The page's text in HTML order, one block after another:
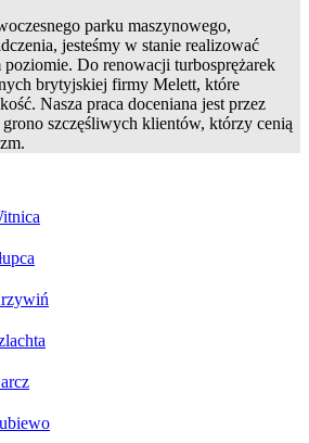
parku maszynowego,
jesteśmy w stanie realizować
Do renowacji turbosprężarek
brytyjskiej firmy Melett, które
Nasza praca doceniana jest przez
szczęśliwych klientów, którzy cenią